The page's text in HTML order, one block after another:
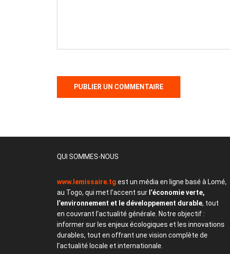
QUI SOMMES-NOUS
www.lemissaire.tg est un média en ligne basé à Lomé,
au Togo, qui met l’accent sur l’économie verte,
l’environnement et le développement durable, tout
en couvrant l’actualité générale. Notre objectif :
informer sur les enjeux écologiques et les innovations
durables, tout en offrant une vision complète de
l’actualité locale et internationale.